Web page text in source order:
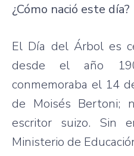
¿Cómo nació este día?
El Día del Árbol es
desde el año
conmemoraba el 14
de Moisés Bertoni;
escritor suizo. Sin
Ministerio de